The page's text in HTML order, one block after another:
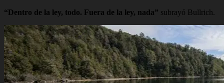
“Dentro de la ley, todo. Fuera de la ley, nada” subrayó Bullrich.